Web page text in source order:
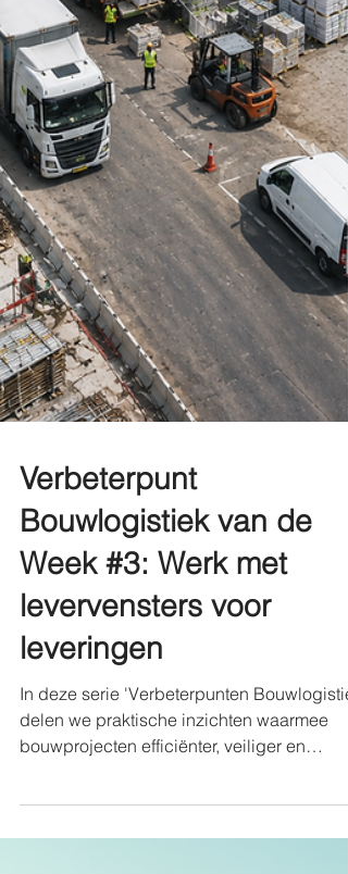
Verbeterpunt
Bouwlogistiek van de
Week #3: Werk met
levervensters voor
leveringen
In deze serie 'Verbeterpunten
delen we praktische inzichten waarmee